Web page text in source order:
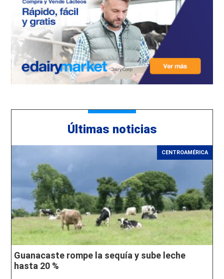
Últimas noticias
CENTROAMÉRICA
Guanacaste rompe la sequía y sube leche
hasta 20 %